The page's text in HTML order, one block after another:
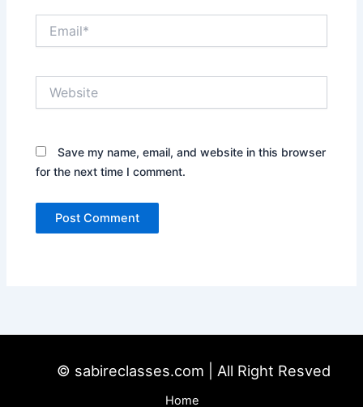
Save my name, email, and website in this browser
for the next time I comment.
© sabireclasses.com | All Right Resved
Home